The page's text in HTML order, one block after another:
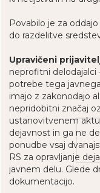
Povabilo je za
do razdelitve
Upravičeni
neprofitni delodajalci
potrebe tega
imajo z zakonodajo
nepridobitni značaj
ustanovitvenem
dejavnost in ga ne
ponudbe vsaj
RS za opravljanje
javnem delu. Glede
dokumentacijo.